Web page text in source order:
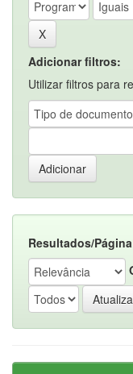
Adicionar filtros:
Utilizar filtros para
Resultados/Página